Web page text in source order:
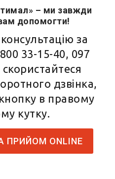
– ми завжди
допомогти!
за
33-15-40, 097
дзвінка,
в правому
кутку.
ПРИЙОМ ONLINE